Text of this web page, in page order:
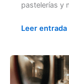
pastelerías y
Leer entrada
EL
BUEN